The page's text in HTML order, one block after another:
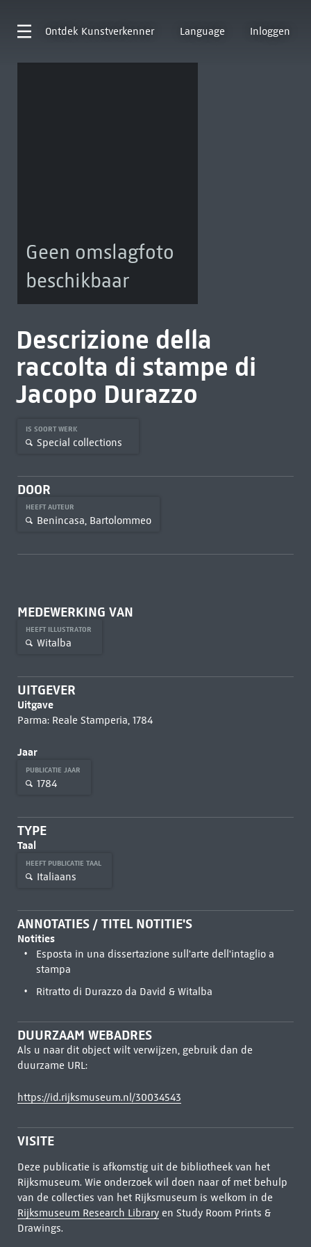
Ontdek Kunstverkenner Language Inloggen
Geen omslagfoto
beschikbaar
Descrizione della
raccolta di stampe di
Jacopo Durazzo
IS SOORT WERK
Special collections
DOOR
HEEFT AUTEUR
Benincasa, Bartolommeo
MEDEWERKING VAN
HEEFT ILLUSTRATOR
Witalba
UITGEVER
Uitgave
Parma: Reale Stamperia, 1784
Jaar
PUBLICATIE JAAR
1784
TYPE
Taal
HEEFT PUBLICATIE TAAL
Italiaans
ANNOTATIES / TITEL NOTITIE'S
Notities
Esposta in una dissertazione sull'arte dell'intaglio a
stampa
Ritratto di Durazzo da David & Witalba
DUURZAAM WEBADRES
Als u naar dit object wilt verwijzen, gebruik dan de
duurzame URL:
https://id.rijksmuseum.nl/30034543
VISITE
Deze publicatie is afkomstig uit de bibliotheek van het
Rijksmuseum. Wie onderzoek wil doen naar of met behulp
van de collecties van het Rijksmuseum is welkom in de
Rijksmuseum Research Libraryen Study Room Prints &
Drawings.